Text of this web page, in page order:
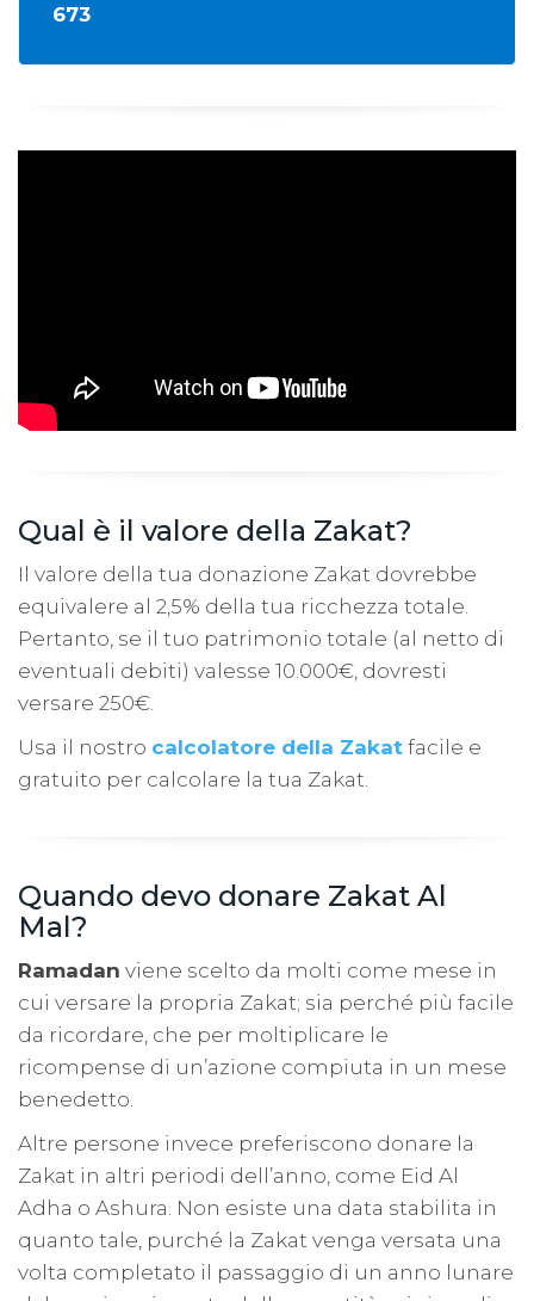
673
Qual è il valore della Zakat?
Il valore della tua donazione Zakat dovrebbe
equivalere al 2,5% della tua ricchezza totale.
Pertanto, se il tuo patrimonio totale (al netto di
eventuali debiti) valesse 10.000€, dovresti
versare 250€.
Usa il nostro calcolatore della Zakat facile e
gratuito per calcolare la tua Zakat.
Quando devo donare Zakat Al
Mal?
Ramadan viene scelto da molti come mese in
cui versare la propria Zakat; sia perché più facile
da ricordare, che per moltiplicare le
ricompense di un’azione compiuta in un mese
benedetto.
Altre persone invece preferiscono donare la
Zakat in altri periodi dell’anno, come Eid Al
Adha o Ashura. Non esiste una data stabilita in
quanto tale, purché la Zakat venga versata una
volta completato il passaggio di un anno lunare